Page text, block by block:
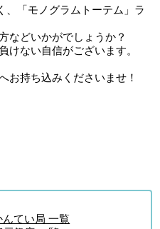
、「モノグラムトーテム」ラ
などいかがでしょうか？
けない自信がございます。
お持ち込みくださいませ！
てい局 一覧